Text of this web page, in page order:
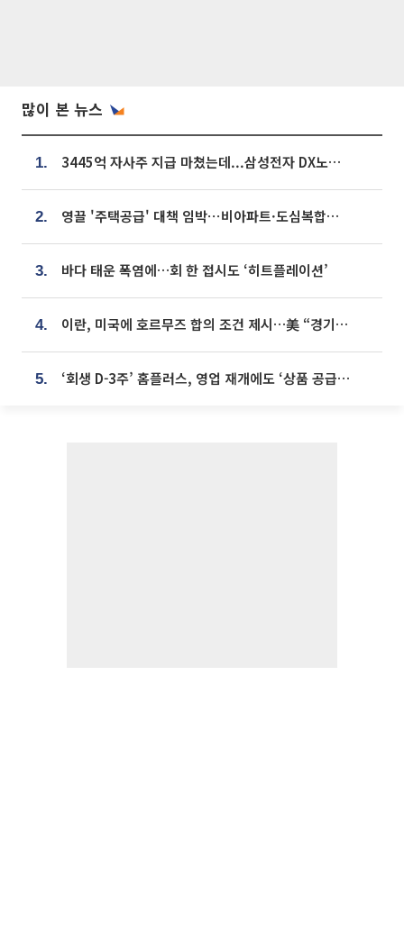
많이 본 뉴스
1. 3445억 자사주 지급 마쳤는데...삼성전자 DX노조, 뒤늦은 '떼쓰기 집회'
2. 영끌 '주택공급' 대책 임박⋯비아파트·도심복합까지 총동원
3. 바다 태운 폭염에…회 한 접시도 ‘히트플레이션’
4. 이란, 미국에 호르무즈 합의 조건 제시…美 “경기 아직 안 끝나” [종합]
5. ‘회생 D-3주’ 홈플러스, 영업 재개에도 ‘상품 공급망’ 복구가 생존 관건